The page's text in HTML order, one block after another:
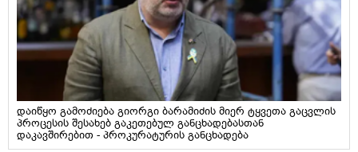
დაიწყო გამოძიება გიორგი ბარამიძის მიერ ტყვეთა გაცვლის
პროცესის შესახებ გაკეთებულ განცხადებასთან
დაკავშირებით - პროკურატურის განცხადება